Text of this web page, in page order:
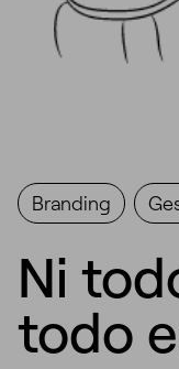
Branding
Ni
todo